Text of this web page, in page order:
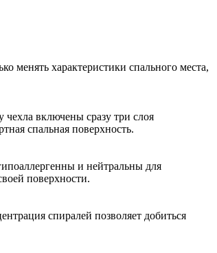
менять характеристики спального места,
включены сразу три слоя
спальная поверхность.
и нейтральны для
поверхности.
спиралей позволяет добиться